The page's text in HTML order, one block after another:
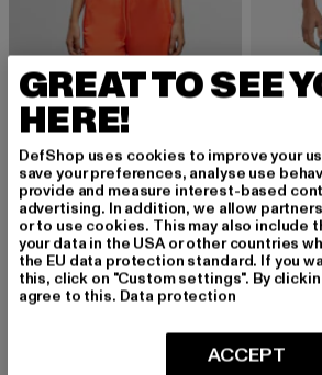
URBAN CLASSICS
Ladies Wide Leg
GREAT TO SEE
HERE!
DefShop uses cookies to improve your
save your preferences, analyse use
provide and measure interest-based
advertising. In addition, we allow
or to use cookies. This may also include
your data in the USA or other countries
the EU data protection standard. If you
this, click on "Custom settings". By
agree to this. Data protection
ACCEPT